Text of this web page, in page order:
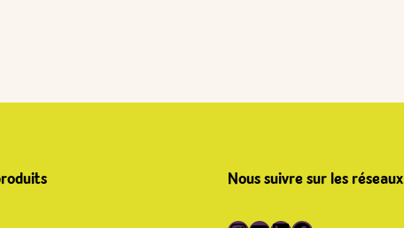
Nous suivre sur les réseaux